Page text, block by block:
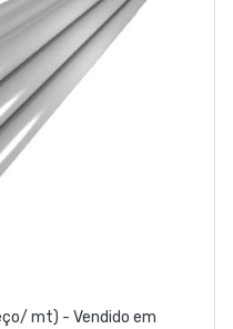
mt) - Vendido em